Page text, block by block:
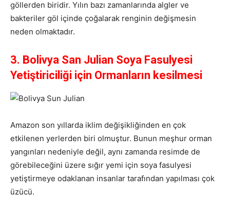
göllerden biridir. Yılın bazı zamanlarında algler ve
bakteriler göl içinde çoğalarak renginin değişmesin
neden olmaktadır.
3. Bolivya San Julian Soya Fasulyesi
Yetiştiriciliği için Ormanların kesilmesi
Amazon son yıllarda iklim değişikliğinden en çok
etkilenen yerlerden biri olmuştur. Bunun meşhur orman
yangınları nedeniyle değil, aynı zamanda resimde de
görebileceğini üzere sığır yemi için soya fasulyesi
yetiştirmeye odaklanan insanlar tarafından yapılması çok
üzücü.